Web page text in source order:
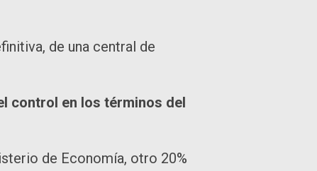
de una central de
control en los términos del
de Economía, otro 20%